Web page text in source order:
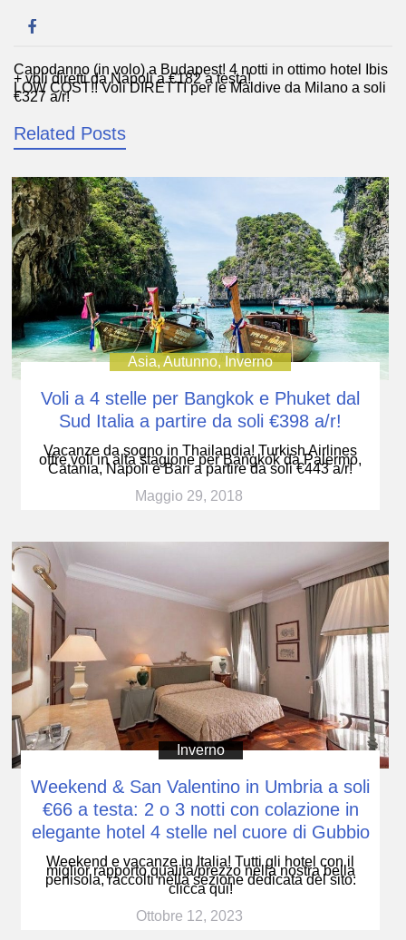
Navigazione
articoli
Capodanno (in volo) a Budapest! 4 notti in ottimo hotel Ibis
+ voli diretti da Napoli a €182 a testa!
LOW COST!! Voli DIRETTI per le Maldive da Milano a soli
€327 a/r!
Related Posts
Asia, Autunno, Inverno
Voli a 4 stelle per Bangkok e Phuket dal
Sud Italia a partire da soli €398 a/r!
Vacanze da sogno in Thailandia! Turkish Airlines
offre voli in alta stagione per Bangkok da Palermo,
Catania, Napoli e Bari a partire da soli €443 a/r!
Maggio 29, 2018
Inverno
Weekend & San Valentino in Umbria a soli
€66 a testa: 2 o 3 notti con colazione in
elegante hotel 4 stelle nel cuore di Gubbio
Weekend e vacanze in Italia! Tutti gli hotel con il
miglior rapporto qualità/prezzo nella nostra bella
penisola, raccolti nella sezione dedicata del sito:
clicca qui!
Ottobre 12, 2023